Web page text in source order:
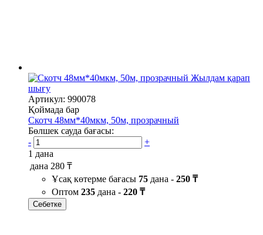
Жылдам қарап
шығу
Артикул: 990078
Қоймада бар
Скотч 48мм*40мкм, 50м, прозрачный
Бөлшек сауда бағасы:
-
+
1 дана
дана 280 ₸
Ұсақ көтерме бағасы 75 дана - 250 ₸
Оптом 235 дана - 220 ₸
Себетке